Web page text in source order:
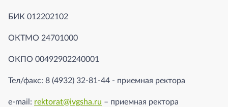
БИК 012202102
ОКТМО 24701000
ОКПО 00492902240001
Тел/факс: 8 (4932) 32-81-44 - приемная ректора
e-mail: rektorat@ivgsha.ru – приемная ректора